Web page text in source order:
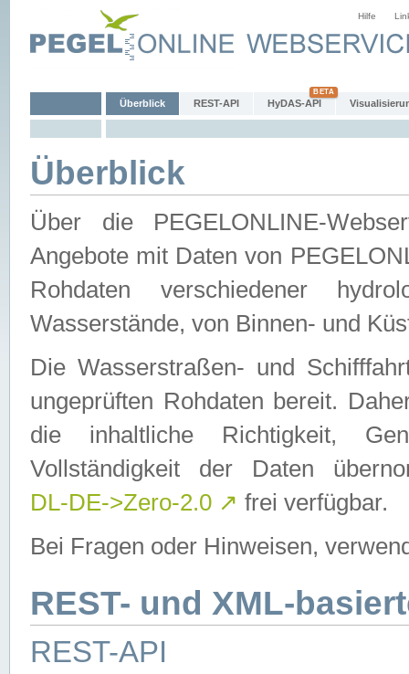
Hilfe
Überblick REST-API HyDAS-API
Überblick
Über die PEGELONLINE-
Angebote mit Daten von
Rohdaten verschiedener
Wasserstände, von Binnen- und
Die Wasserstraßen- und
ungeprüften Rohdaten bereit.
die inhaltliche Richtigkeit,
Vollständigkeit der Daten
DL-DE->Zero-2.0 ↗ frei verfügbar.
Bei Fragen oder Hinweisen,
REST- und XML-
REST-API